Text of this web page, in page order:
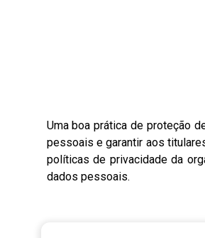
Uma boa prática de proteção
pessoais e garantir aos
políticas de privacidade da
dados pessoais.